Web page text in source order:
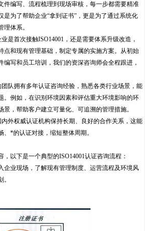
件编写、流程梳理到现场审核，每一步都需要精准
是为了帮助企业“拿到证书”，更是为了通过系统化
理体系。
业是首次接触ISO14001，还是需要体系升级改造，
点和现有管理基础，制定专属的实施方案。从初始
编写和员工培训，我们的资深咨询师会全程跟进，
团队拥有多年认证咨询经验，熟悉各类行业场景，能
。例如，在识别环境因素和评估重大环境影响的环
，帮助客户建立可量化、可追溯的管理措施。
内外权威认证机构保持长期、良好的合作关系，这能
*的认证对接，缩短整体周期。
以下是一个典型的ISO14001认证咨询流程：
企业现场，了解现有管理制度、运营流程及环境风